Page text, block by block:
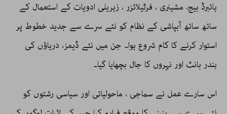
ہائبرڈ بیج، مشینری ، فرٹیلائزر ، زہریلی ادویات کے استعمال کے
ساتھ ساتھ آبپاشی کے نظام کو نئے سرے سے جدید خطوط پر
استوار کرنے کا کام شروع ہوا۔ جن میں نئے ڈیمز، دریاؤں کی
بندر بانٹ اور نہروں کا جال بچھایا گیا۔
اس سارے عمل نے سماجی ، ماحولیاتی اور سیاسی رشتوں کو